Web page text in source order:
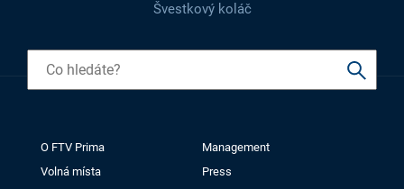
Švestkový koláč
O FTV Prima
Management
Volná místa
Press